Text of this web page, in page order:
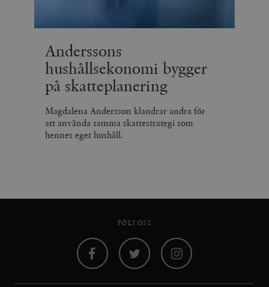
Anderssons
hushållsekonomi bygger
på skatteplanering
Magdalena Andersson klandrar andra för
att använda samma skattestrategi som
hennes eget hushåll.
FÖLJ OSS